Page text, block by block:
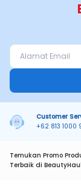
Customer
+62 813 1000
Temukan Promo
Terbaik di BeautyHaul